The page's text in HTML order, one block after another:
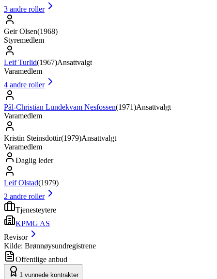
3 andre roller
Geir Olsen(1968)
Styremedlem
Leif Turlid(1967)Ansattvalgt
Varamedlem
4 andre roller
Pål-Christian Lundekvam Nesfossen(1971)Ansattvalgt
Varamedlem
Kristin Steinsdottir(1979)Ansattvalgt
Varamedlem
Daglig leder
Leif Olstad(1979)
2 andre roller
Tjenesteytere
KPMG AS
Revisor
Kilde: Brønnøysundregistrene
Offentlige anbud
1 vunnede kontrakter